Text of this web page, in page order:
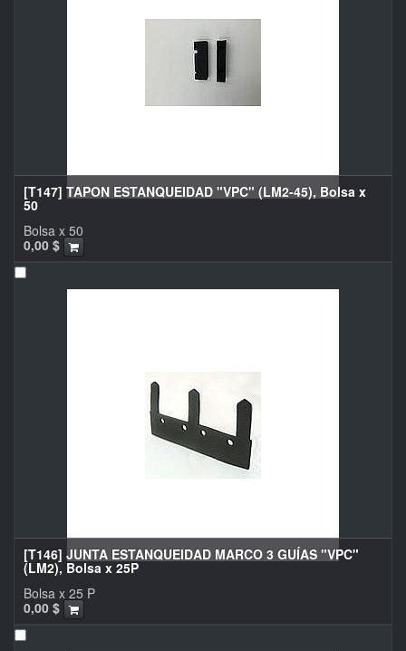
[T147] TAPON ESTANQUEIDAD "VPC" (LM2-45), Bolsa x
50
0,00 $
Bolsa x 50
[T146] JUNTA ESTANQUEIDAD MARCO 3 GUÍAS "VPC"
(LM2), Bolsa x 25P
0,00 $
Bolsa x 25 P